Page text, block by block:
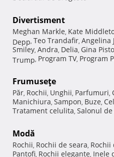
Divertisment
Meghan Markle, Kate
Depp, Teo Trandafir, Angelina
Smiley, Andra, Delia, Gina
Trump, Program TV, Program
Frumuseţe
Păr, Rochii, Unghii, Parfumuri,
Manichiura, Sampon, Buze,
Tratament celulita, Salonul de
Modă
Rochii, Rochii de seara, Rochii
Pantofi, Rochii elegante, Inele